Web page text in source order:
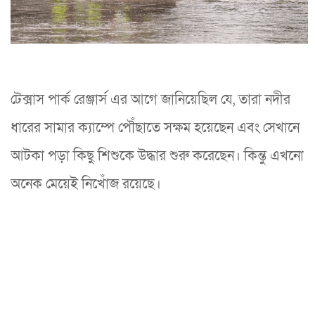
টেক্সাস পার্ক রেঞ্জার্স এর আগে জানিয়েছিল যে, তারা নদীর
ধারের সামার ক্যাম্পে পৌঁছাতে সক্ষম হয়েছেন এবং সেখানে
আটকা পড়া কিছু শিশুকে উদ্ধার শুরু করেছেন। কিন্তু এখনো
অনেক মেয়েই নিখোঁজ রয়েছে।